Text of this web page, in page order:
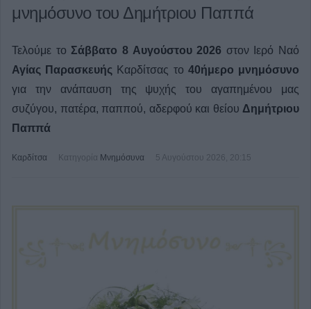
μνημόσυνο του Δημήτριου Παππά
Τελούμε το Σάββατο 8 Αυγούστου 2026 στον Ιερό Ναό
Αγίας Παρασκευής Καρδίτσας το 40ήμερο μνημόσυνο
για την ανάπαυση της ψυχής του αγαπημένου μας
συζύγου, πατέρα, παππού, αδερφού και θείου Δημήτριου
Παππά
Καρδίτσα Κατηγορία Μνημόσυνα 5 Αυγούστου 2026, 20:15